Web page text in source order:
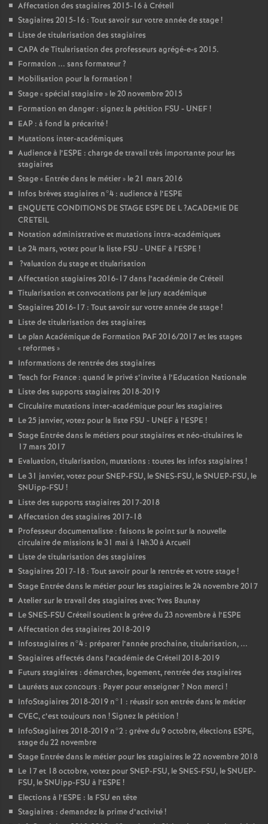
Affectation des stagiaires 2015-16 à Créteil
Stagiaires 2015-16 : Tout savoir sur votre année de stage!
Liste de titularisation des stagiaires
CAPAde Titularisation des professeurs agrégé-e-s 2015.
Formation ... sans formateur?
Mobilisation pour la formation !
Stage «spécial stagiaire» le 20 novembre 2015
Formation en danger : signez la pétition FSU - UNEF!
EAP : à fond la précarité!
Mutations inter-académiques
Audience à l’ESPE : charge de travail très importante pour les
stagiaires
Stage « Entrée dans le métier» le 21 mars 2016
Infos brèves stagiaires n°4 : audience à l’ESPE
ENQUETE CONDITIONS DE STAGE ESPE DE L?ACADEMIE DE
CRETEIL
Notation administrative et mutations intra-académiques
Le 24 mars, votez pour la liste FSU - UNEFà l’ESPE !
?valuation du stage et titularisation
Affectation stagiaires 2016-17 dans l’académie de Créteil
Titularisation et convocations par le jury académique
Stagiaires 2016-17 : Tout savoir sur votre année de stage!
Liste de titularisation des stagiaires
Le plan Académique de Formation PAF2016/2017 et les stages
« reformes »
Informations de rentrée des stagiaires
Teach for France : quand le privé s’invite à l’Education Nationale
Liste des supports stagiaires 2018-2019
Circulaire mutations inter-académique pour les stagiaires
Le 25 janvier, votez pour la liste FSU - UNEFà l’ESPE !
Stage Entrée dans le métiers pour stagiaires et néo-titulaires le
17 mars 2017
Evaluation, titularisation, mutations : toutes les infos stagiaires !
Le 31 janvier, votez pourSNEP-FSU, leSNES-FSU, leSNUEP-FSU, le
SNUipp-FSU !
Liste des supports stagiaires 2017-2018
Affectation des stagiaires 2017-18
Professeur documentaliste : faisons le point sur la nouvelle
circulaire de missions le 31 mai à 14h30 à Arcueil
Liste de titularisation des stagiaires
Stagiaires 2017-18 : Tout savoir pour la rentrée et votre stage!
Stage Entrée dans le métier pour les stagiaires le 24 novembre 2017
Atelier sur le travail des stagiaires avec Yves Baunay
LeSNES-FSU Créteil soutient la grève du 23 novembre à l’ESPE
Affectation des stagiaires 2018-2019
Infostagiaires n°4 : préparer l’année prochaine, titularisation, ...
Stagiaires affectés dans l’académie de Créteil 2018-2019
Futurs stagiaires : démarches, logement, rentrée des stagiaires
Lauréats aux concours : Payer pour enseigner? Non merci !
InfoStagiaires 2018-2019 n°1 : réussir son entrée dans le métier
CVEC, c’est toujours non ! Signez la pétition !
InfoStagiaires 2018-2019 n°2 : grève du 9 octobre, élections ESPE,
stage du 22 novembre
Stage Entrée dans le métier pour les stagiaires le 22 novembre 2018
Le 17 et 18 octobre, votez pourSNEP-FSU, leSNES-FSU, leSNUEP-
FSU, le SNUipp-FSU à l’ESPE !
Elections à l’ESPE : la FSU en tête
Stagiaires : demandez la prime d’activité!